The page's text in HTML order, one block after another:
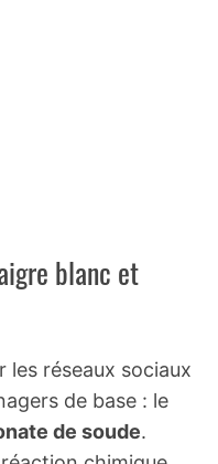
blanc et
réseaux sociaux
de base : le
de soude.